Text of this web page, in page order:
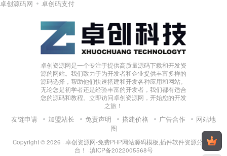
卓创源码网 卓创码支付
卓创资源网是一个专注于提供高质量源码下载和开发资
源的网站。我们致力于为开发者和企业提供丰富多样的
源码选择，帮助他们快速搭建和开发各种应用和网站。
无论您是初学者还是经验丰富的开发者，我们都有适合
您的源码和教程。立即访问卓创资源网，开始您的开发
之旅！
友链申请 加盟站长 免责声明 搭建价格 广告合作
网站地
图
Copyright © 2026 · 卓创资源网-免费PHP网站源码模板,插件软件资源分享平
台！ ·滇ICP备2022005568号